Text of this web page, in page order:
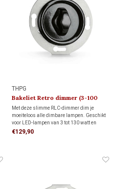
THPG
Bakeliet Retro dimmer (3-100
Watt) 1930
Met deze slimme RLC-dimmer dim je
moeiteloos alle dimbare lampen. Geschikt
voor LED-lampen van 3 tot 130 watt en
andere lampen van 7 tot 350 watt. Dankzij
€129,90